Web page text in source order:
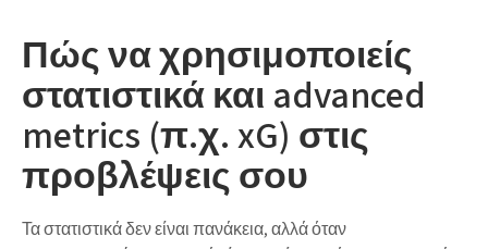
Πώς να χρησιμοποιείς
στατιστικά και advanced
metrics (π.χ. xG) στις
προβλέψεις σου
Τα στατιστικά δεν είναι πανάκεια, αλλά όταν